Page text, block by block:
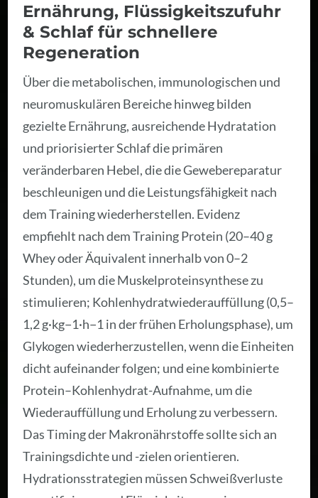
Ernährung, Flüssigkeitszufuhr
& Schlaf für schnellere
Regeneration
Über die metabolischen, immunologischen und
neuromuskulären Bereiche hinweg bilden
gezielte Ernährung, ausreichende Hydratation
und priorisierter Schlaf die primären
veränderbaren Hebel, die die Gewebereparatur
beschleunigen und die Leistungsfähigkeit nach
dem Training wiederherstellen. Evidenz
empfiehlt nach dem Training Protein (20–40 g
Whey oder Äquivalent innerhalb von 0–2
Stunden), um die Muskelproteinsynthese zu
stimulieren; Kohlenhydratwiederauffüllung (0,5–
1,2 g·kg−1·h−1 in der frühen Erholungsphase), um
Glykogen wiederherzustellen, wenn die Einheiten
dicht aufeinander folgen; und eine kombinierte
Protein–Kohlenhydrat-Aufnahme, um die
Wiederauffüllung und Erholung zu verbessern.
Das Timing der Makronährstoffe sollte sich an
Trainingsdichte und -zielen orientieren.
Hydrationsstrategien müssen Schweißverluste